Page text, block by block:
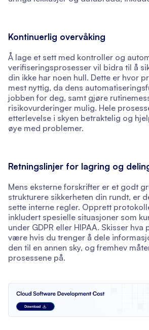
Kontinuerlig overvåking
Å lage et sett med kontroller og
verifiseringsprosesser vil bidra til å
din ikke har noen hull. Dette er hvor
mest nyttig, da dens
jobben for deg, samt gjøre
risikovurderinger mulig. Hele
etterlevelse i skyen betraktelig og
øye med problemer.
Retningslinjer for lagring og
Mens eksterne forskrifter er et godt
strukturere sikkerheten din rundt, er
sette interne regler. Opprett
inkludert spesielle situasjoner som
under GDPR eller HIPAA. Skisser hva
være hvis du trenger å dele
den til en annen sky, og fremhev
prosessene på.